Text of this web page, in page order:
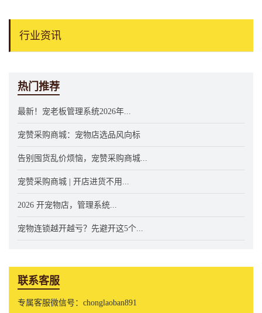
行业资讯
热门推荐
最新！宠老板管理系统2026年...
宠赞采购商城：宠物店选品风向标
告别囤货乱价烦恼，宠赞采购商城...
宠赞采购商城 | 开店进货不用...
2026 开宠物店，管理系统...
宠物连锁越开越亏？先避开这5个...
联系客服
专属客服微信号：chonglaoban891